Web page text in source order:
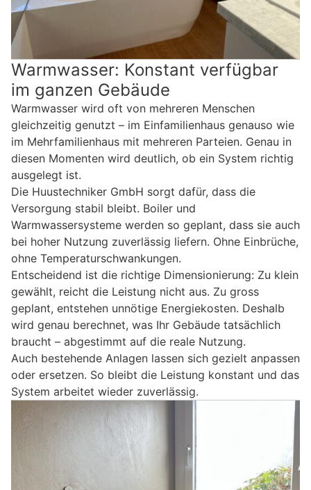
Warmwasser: Konstant verfügbar
im ganzen Gebäude
Warmwasser wird oft von mehreren Menschen
gleichzeitig genutzt – im Einfamilienhaus genauso wie
im Mehrfamilienhaus mit mehreren Parteien. Genau in
diesen Momenten wird deutlich, ob ein System richtig
ausgelegt ist.
Die Huustechniker GmbH sorgt dafür, dass die
Versorgung stabil bleibt. Boiler und
Warmwassersysteme werden so geplant, dass sie auch
bei hoher Nutzung zuverlässig liefern. Ohne Einbrüche,
ohne Temperaturschwankungen.
Entscheidend ist die richtige Dimensionierung: Zu klein
gewählt, reicht die Leistung nicht aus. Zu gross
geplant, entstehen unnötige Energiekosten. Deshalb
wird genau berechnet, was Ihr Gebäude tatsächlich
braucht – abgestimmt auf die reale Nutzung.
Auch bestehende Anlagen lassen sich gezielt anpassen
oder ersetzen. So bleibt die Leistung konstant und das
System arbeitet wieder zuverlässig.